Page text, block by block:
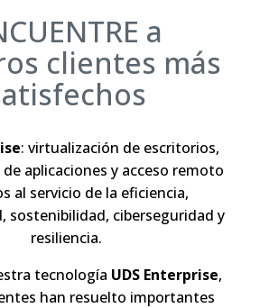
a
clientes más
: virtualización de escritorios,
aplicaciones y acceso remoto
al servicio de la eficiencia,
sostenibilidad, ciberseguridad y
resiliencia.
tecnología UDS Enterprise,
han resuelto importantes